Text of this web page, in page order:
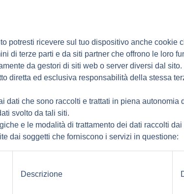
potresti ricevere sul tuo dispositivo anche cookie
di terze parti e da siti partner che offrono le loro
da gestori di siti web o server diversi dal sito.
diretta ed esclusiva responsabilità della stessa
dati che sono raccolti e trattati in piena
svolto da tali siti.
e le modalità di trattamento dei dati raccolti
dai soggetti che forniscono i servizi in questione:
Descrizione